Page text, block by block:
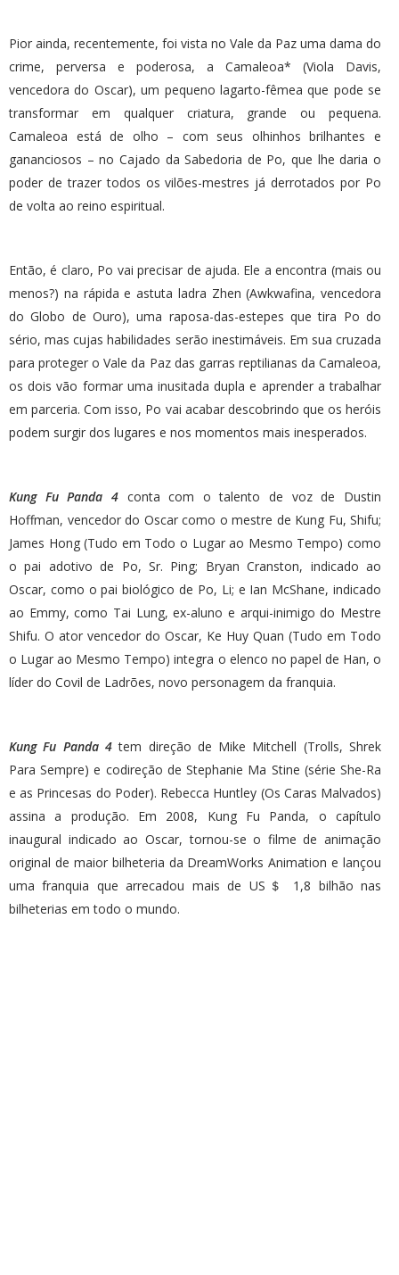
Pior ainda, recentemente, foi vista no Vale da Paz uma dama do
crime, perversa e poderosa, a Camaleoa* (Viola Davis,
vencedora do Oscar), um pequeno lagarto-fêmea que pode se
transformar em qualquer criatura, grande ou pequena.
Camaleoa está de olho – com seus olhinhos brilhantes e
gananciosos – no Cajado da Sabedoria de Po, que lhe daria o
poder de trazer todos os vilões-mestres já derrotados por Po
de volta ao reino espiritual.
Então, é claro, Po vai precisar de ajuda. Ele a encontra (mais ou
menos?) na rápida e astuta ladra Zhen (Awkwafina, vencedora
do Globo de Ouro), uma raposa-das-estepes que tira Po do
sério, mas cujas habilidades serão inestimáveis. Em sua cruzada
para proteger o Vale da Paz das garras reptilianas da Camaleoa,
os dois vão formar uma inusitada dupla e aprender a trabalhar
em parceria. Com isso, Po vai acabar descobrindo que os heróis
podem surgir dos lugares e nos momentos mais inesperados.
Kung Fu Panda 4conta com o talento de voz de Dustin
Hoffman, vencedor do Oscar como o mestre de Kung Fu, Shifu;
James Hong (Tudo em Todo o Lugar ao Mesmo Tempo) como
o pai adotivo de Po, Sr. Ping; Bryan Cranston, indicado ao
Oscar, como o pai biológico de Po, Li; e Ian McShane, indicado
ao Emmy, como Tai Lung, ex-aluno e arqui-inimigo do Mestre
Shifu. O ator vencedor do Oscar, Ke Huy Quan (Tudo em Todo
o Lugar ao Mesmo Tempo) integra o elenco no papel de Han, o
líder do Covil de Ladrões, novo personagem da franquia.
Kung Fu Panda 4tem direção de Mike Mitchell (Trolls, Shrek
Para Sempre) e codireção de Stephanie Ma Stine (série She-Ra
e as Princesas do Poder). Rebecca Huntley (Os Caras Malvados)
assina a produção. Em 2008, Kung Fu Panda, o capítulo
inaugural indicado ao Oscar, tornou-se o filme de animação
original de maior bilheteria da DreamWorks Animation e lançou
uma franquia que arrecadou mais de US＄ 1,8 bilhão nas
bilheterias em todo o mundo.